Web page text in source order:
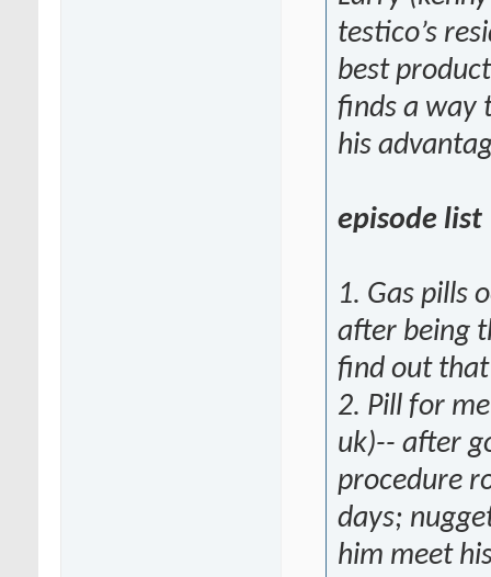
testico’s
best
finds a way
his
episode list
1. Gas pills
after being
find out
2. Pill for
uk)-- after
procedure
days;
him meet